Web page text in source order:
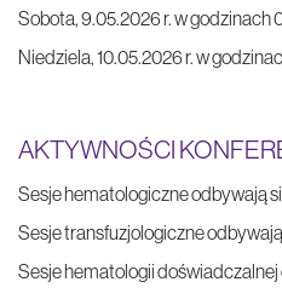
Sobota, 9.05.2026 r. w godzinach
Niedziela, 10.05.2026 r. w
AKTYWNOŚCI
Sesje hematologiczne odbywają
Sesje transfuzjologiczne
Sesje hematologii doświadczalnej